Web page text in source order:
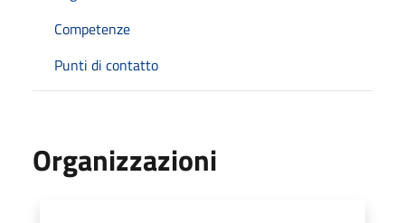
Competenze
Punti di contatto
Organizzazioni